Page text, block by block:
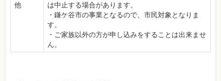
他
は中止する場合があります。
・鎌ケ谷市の事業となるので、市民対象となりま
す。
・ご家族以外の方が申し込みをすることは出来ませ
ん。